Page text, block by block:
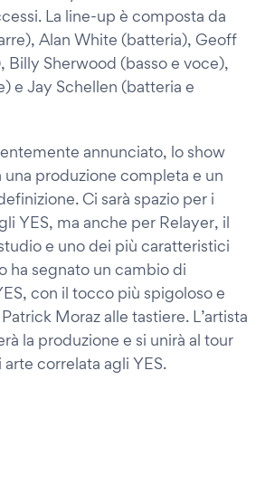
La line-up è composta da
Alan White (batteria), Geoff
Billy Sherwood (basso e voce),
e Jay Schellen (batteria e
annunciato, lo show
una produzione completa e un
Ci sarà spazio per i
YES, ma anche per Relayer, il
e uno dei più caratteristici
ha segnato un cambio di
con il tocco più spigoloso e
Moraz alle tastiere. L’artista
la produzione e si unirà al tour
correlata agli YES.